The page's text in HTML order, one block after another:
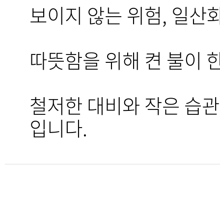
보이지 않는 위험, 일산
따뜻함을 위해 켠 불이
철저한 대비와 작은 습
입니다.